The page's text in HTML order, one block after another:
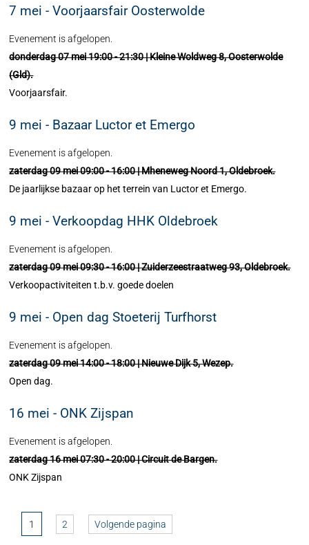
7 mei - Voorjaarsfair Oosterwolde
Evenement is afgelopen.
donderdag 07 mei 19:00 - 21:30 | Kleine Woldweg 8, Oosterwolde
(Gld).
Voorjaarsfair.
9 mei - Bazaar Luctor et Emergo
Evenement is afgelopen.
zaterdag 09 mei 09:00 - 16:00 | Mheneweg Noord 1, Oldebroek.
De jaarlijkse bazaar op het terrein van Luctor et Emergo.
9 mei - Verkoopdag HHK Oldebroek
Evenement is afgelopen.
zaterdag 09 mei 09:30 - 16:00 | Zuiderzeestraatweg 93, Oldebroek.
Verkoopactiviteiten t.b.v. goede doelen
9 mei - Open dag Stoeterij Turfhorst
Evenement is afgelopen.
zaterdag 09 mei 14:00 - 18:00 | Nieuwe Dijk 5, Wezep.
Open dag.
16 mei - ONK Zijspan
Evenement is afgelopen.
zaterdag 16 mei 07:30 - 20:00 | Circuit de Bargen.
ONK Zijspan
1 2 Volgende pagina